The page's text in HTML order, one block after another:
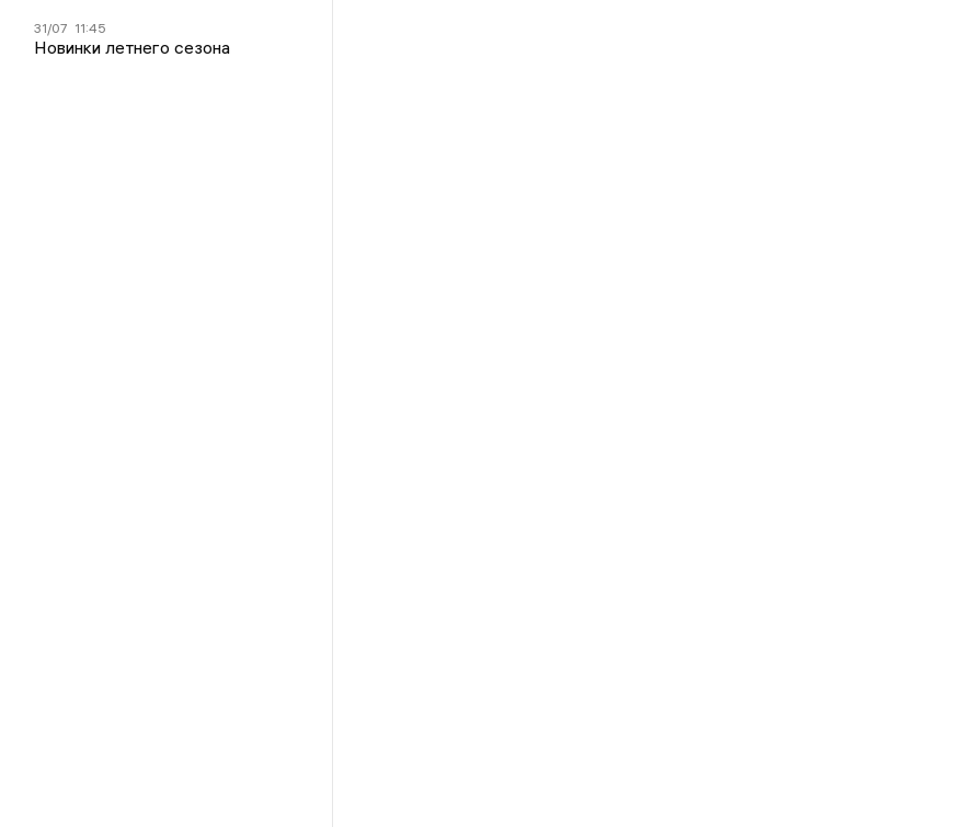
31/07 11:45
Новинки летнего сезона